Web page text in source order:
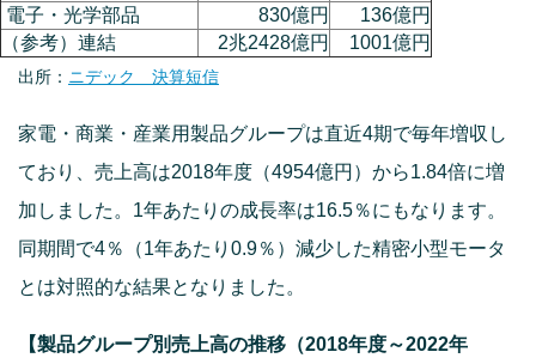
電子・光学部品
830億円
136億円
（参考）連結
2兆2428億円 1001億円
出所： ニデック 決算短信
家電・商業・産業用製品グループは直近4期で毎年増収し
ており、売上高は2018年度（4954億円）から1.84倍に増
加しました。1年あたりの成長率は16.5％にもなります。
同期間で4％（1年あたり0.9％）減少した精密小型モータ
とは対照的な結果となりました。
【製品グループ別売上高の推移（2018年度～2022年